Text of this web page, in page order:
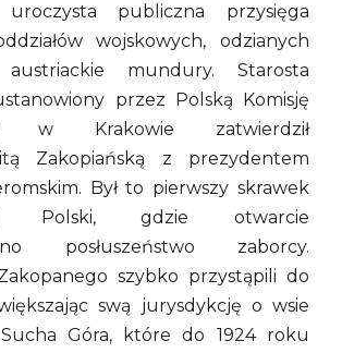
publiczna przysięga
wojskowych, odzianych
mundury. Starosta
przez Polską Komisję
w Krakowie zatwierdził
Zakopiańską z prezydentem
Był to pierwszy skrawek
Polski, gdzie otwarcie
posłuszeństwo zaborcy.
szybko przystąpili do
swą jurysdykcję o wsie
Góra, które do 1924 roku